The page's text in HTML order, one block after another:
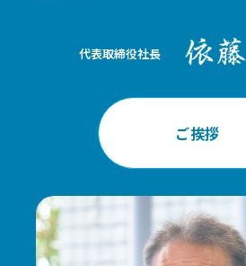
代表取締役社長
ご挨拶